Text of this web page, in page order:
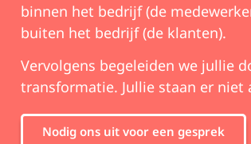
binnen het bedrijf (de
buiten het bedrijf (de klanten).
Vervolgens begeleiden we jullie
transformatie. Jullie staan er niet
Nodig ons uit voor een gesprek